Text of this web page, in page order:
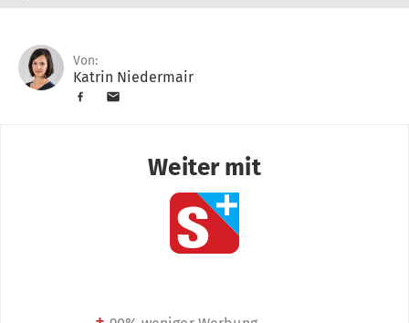
Von:
Katrin Niedermair